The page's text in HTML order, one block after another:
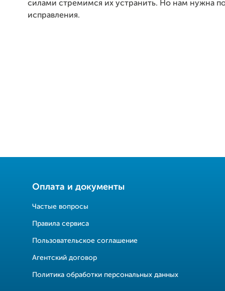
силами стремимся их устранить. Но нам нужна
исправления.
Оплата и документы
Частые вопросы
Правила сервиса
Пользовательское соглашение
Агентский договор
Политика обработки персональных данных